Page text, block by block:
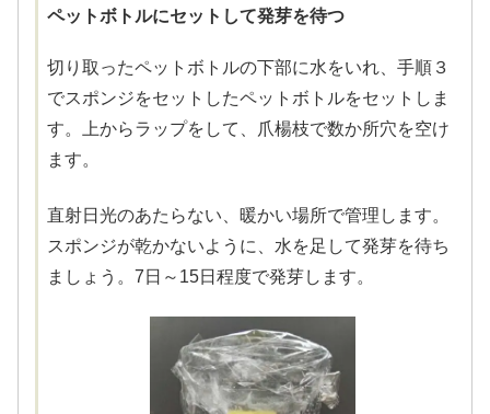
ペットボトルにセットして発芽を待つ
切り取ったペットボトルの下部に水をいれ、手順３
でスポンジをセットしたペットボトルをセットしま
す。上からラップをして、爪楊枝で数か所穴を空け
ます。
直射日光のあたらない、暖かい場所で管理します。
スポンジが乾かないように、水を足して発芽を待ち
ましょう。7日～15日程度で発芽します。